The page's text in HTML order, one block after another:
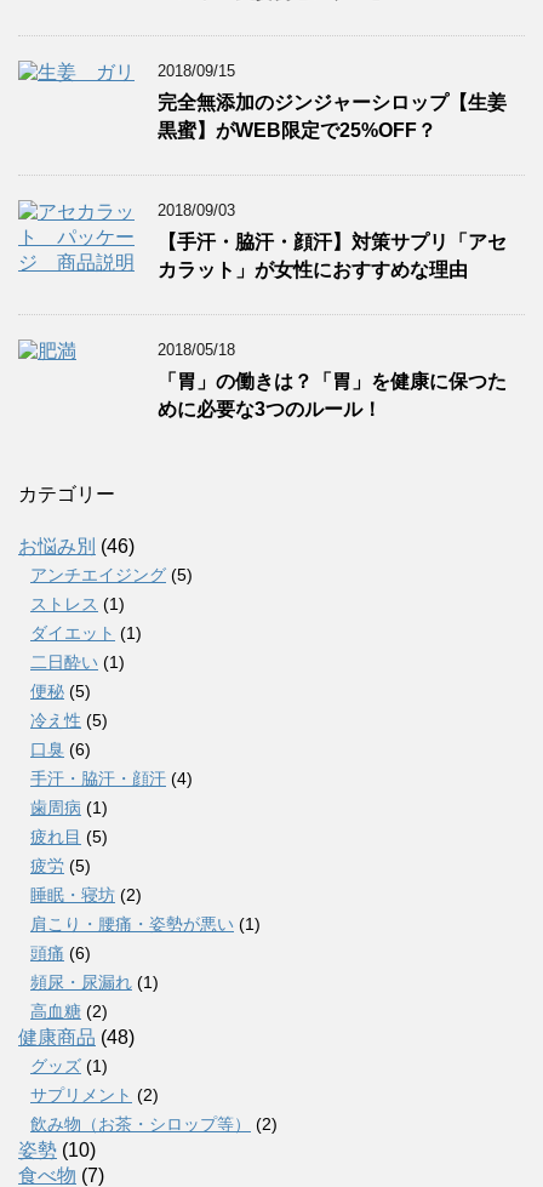
2018/09/15
完全無添加のジンジャーシロップ【生姜
黒蜜】がWEB限定で25%OFF？
2018/09/03
【手汗・脇汗・顔汗】対策サプリ「アセ
カラット」が女性におすすめな理由
2018/05/18
「胃」の働きは？「胃」を健康に保つた
めに必要な3つのルール！
カテゴリー
お悩み別 (46)
アンチエイジング (5)
ストレス (1)
ダイエット (1)
二日酔い (1)
便秘 (5)
冷え性 (5)
口臭 (6)
手汗・脇汗・顔汗 (4)
歯周病 (1)
疲れ目 (5)
疲労 (5)
睡眠・寝坊 (2)
肩こり・腰痛・姿勢が悪い (1)
頭痛 (6)
頻尿・尿漏れ (1)
高血糖 (2)
健康商品 (48)
グッズ (1)
サプリメント (2)
飲み物（お茶・シロップ等）
(2)
姿勢 (10)
食べ物 (7)